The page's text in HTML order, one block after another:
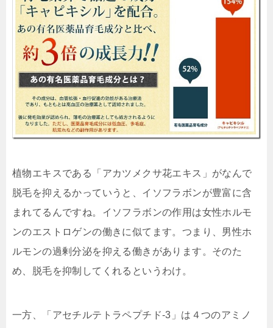
植物エキスである「アカツメクサ花エキス」がなんで
脱毛を抑えるかっていうと、イソフラボンが豊富に含
まれてるんですね。イソフラボンの作用は女性ホルモ
ンのエストロゲンの働きに似てます。つまり、男性ホ
ルモンの過剰分泌を抑える働きがあります。そのた
め、脱毛を抑制してくれるというわけ。
一方、「アセチルテトラペプチド-3」は４つのアミノ